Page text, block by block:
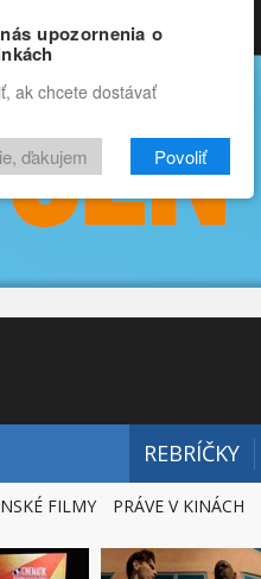
REBRÍČKY
FILMY PRÁVE V KINÁCH
upozornenia o
ak chcete dostávať
ďakujem Povoliť